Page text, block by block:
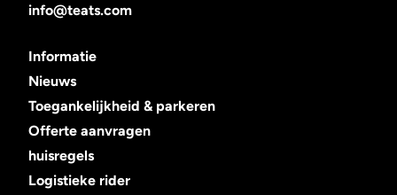
info@teats.com
Informatie
Nieuws
Toegankelijkheid & parkeren
Offerte aanvragen
huisregels
Logistieke rider